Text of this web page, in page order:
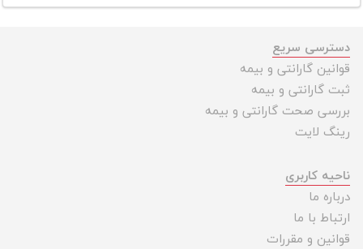
دسترسی سریع
قوانین گارانتی و بیمه
ثبت گارانتی و بیمه
بررسی صحت گارانتی و بیمه
رینگ لایت
ناحیه کاربری
درباره ما
ارتباط با ما
قوانین و مقررات